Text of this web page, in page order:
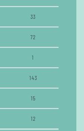
33
72
1
143
15
12